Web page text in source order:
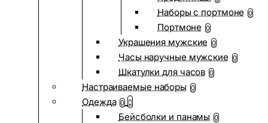
Наборы с портмоне 0
Портмоне 0
Украшения мужские 0
Часы наручные мужские 0
Шкатулки для часов 0
Настраиваемые наборы 0
Одежда 0
Бейсболки и панамы 0